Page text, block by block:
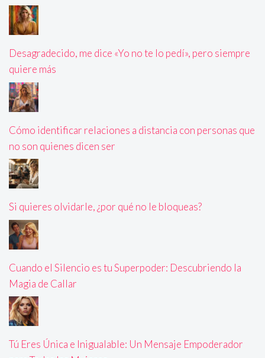
Desagradecido, me dice «Yo no te lo pedí», pero siempre
quiere más
Cómo identificar relaciones a distancia con personas que
no son quienes dicen ser
Si quieres olvidarle, ¿por qué no le bloqueas?
Cuando el Silencio es tu Superpoder: Descubriendo la
Magia de Callar
Tú Eres Única e Inigualable: Un Mensaje Empoderador